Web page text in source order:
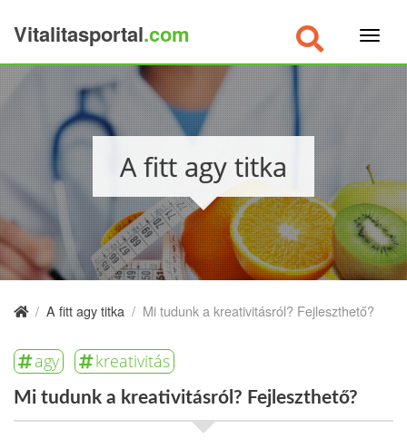
Vitalitasportal.com
A fitt agy titka
/ A fitt agy titka / Mi tudunk a kreativitásról? Fejleszthető?
agy kreativitás
Mi tudunk a kreativitásról? Fejleszthető?
×